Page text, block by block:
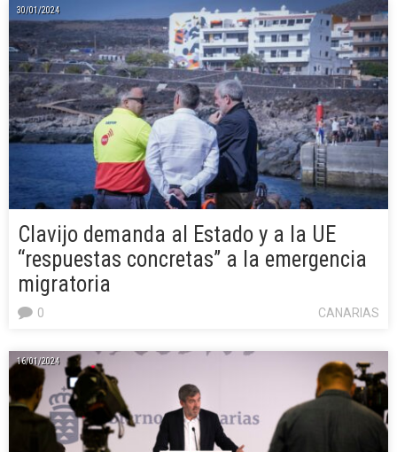
30/01/2024
Clavijo demanda al Estado y a la UE
“respuestas concretas” a la emergencia
migratoria
CANARIAS
0
16/01/2024